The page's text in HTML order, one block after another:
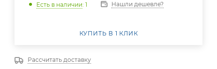
Есть в наличии: 1 Нашли дешевле?
КУПИТЬ В 1 КЛИК
Рассчитать доставку